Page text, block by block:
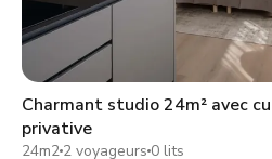
Charmant studio 24m² avec
privative
24m2 2 voyageurs 0 lits